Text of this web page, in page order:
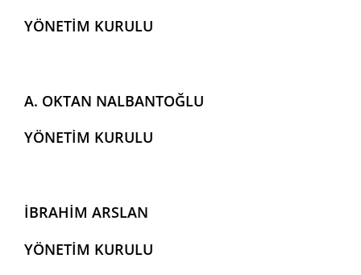
YÖNETİM KURULU
A. OKTAN NALBANTOĞLU
YÖNETİM KURULU
İBRAHİM ARSLAN
YÖNETİM KURULU